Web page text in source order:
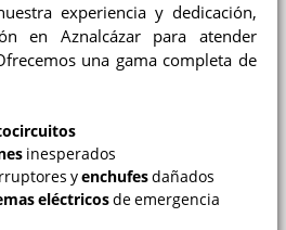
experiencia y dedicación,
en Aznalcázar para atender
una gama completa de
inesperados
yenchufesdañados
eléctricosde emergencia